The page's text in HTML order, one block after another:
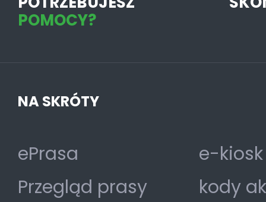
POMOCY?
NA SKRÓTY
ePrasa
Przegląd prasy
e-
kody